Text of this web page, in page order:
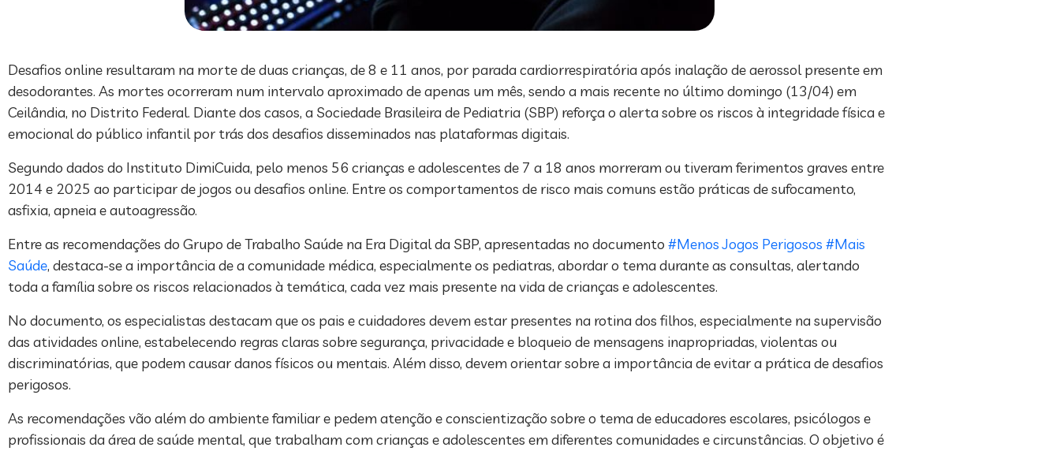
Desafios online resultaram na morte de duas crianças, de 8 e 11 anos, por parada cardiorrespiratória após inalação de aerossol presente em
desodorantes. As mortes ocorreram num intervalo aproximado de apenas um mês, sendo a mais recente no último domingo (13/04) em
Ceilândia, no Distrito Federal. Diante dos casos, a Sociedade Brasileira de Pediatria (SBP) reforça o alerta sobre os riscos à integridade física e
emocional do público infantil por trás dos desafios disseminados nas plataformas digitais.
Segundo dados do Instituto DimiCuida, pelo menos 56 crianças e adolescentes de 7 a 18 anos morreram ou tiveram ferimentos graves entre
2014 e 2025 ao participar de jogos ou desafios online. Entre os comportamentos de risco mais comuns estão práticas de sufocamento,
asfixia, apneia e autoagressão.
Entre as recomendações do Grupo de Trabalho Saúde na Era Digital da SBP, apresentadas no documento #Menos Jogos Perigosos #Mais
Saúde, destaca-se a importância de a comunidade médica, especialmente os pediatras, abordar o tema durante as consultas, alertando
toda a família sobre os riscos relacionados à temática, cada vez mais presente na vida de crianças e adolescentes.
No documento, os especialistas destacam que os pais e cuidadores devem estar presentes na rotina dos filhos, especialmente na supervisão
das atividades online, estabelecendo regras claras sobre segurança, privacidade e bloqueio de mensagens inapropriadas, violentas ou
discriminatórias, que podem causar danos físicos ou mentais. Além disso, devem orientar sobre a importância de evitar a prática de desafios
perigosos.
As recomendações vão além do ambiente familiar e pedem atenção e conscientização sobre o tema de educadores escolares, psicólogos e
profissionais da área de saúde mental, que trabalham com crianças e adolescentes em diferentes comunidades e circunstâncias. O objetivo é